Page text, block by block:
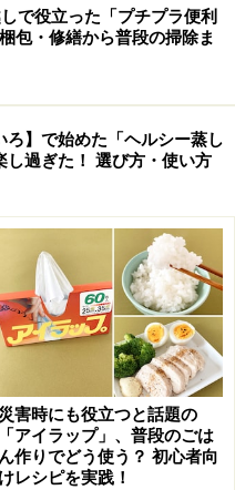
が実際はとても手軽で、
きます。いつもの家電に
）を1～2滴垂らすだけ
になります。
で役立った「プチプラ便利
包・修繕から普段の掃除ま
ろ】で始めた「ヘルシー蒸し
し過ぎた！ 選び方・使い方
災害時にも役立つと話題の
「アイラップ」、普段のごは
ん作りでどう使う？ 初心者向
けレシピを実践！